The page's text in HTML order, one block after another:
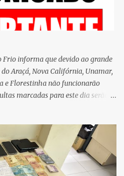
Frio informa que devido ao grande
Araçá, Nova Califórnia, Unamar,
e Florestinha não funcionarão
marcadas para este dia serão
de toda população, pois se trata de
ao controle da administração